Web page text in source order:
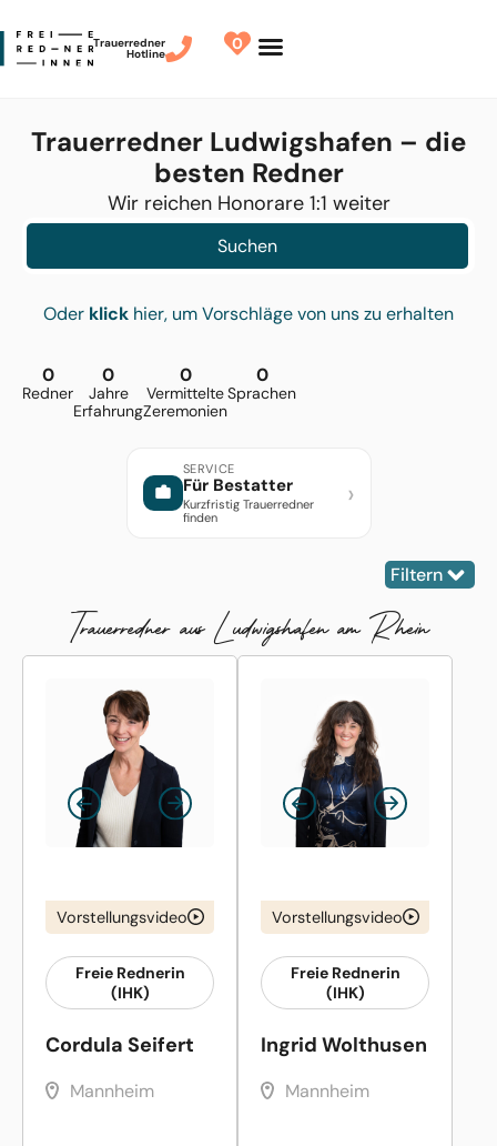
Trauerredner
Hotline
0
Trauerredner Ludwigshafen – die
besten Redner
Wir reichen Honorare 1:1 weiter
Suchen
Oder klick hier, um Vorschläge von uns zu erhalten
Redner
0
Jahre
Erfahrung
0
Vermittelte
Zeremonien
0
Sprachen
0
SERVICE
Für Bestatter
Kurzfristig Trauerredner
finden
›
Filtern
Trauer­redner aus Ludwigshafen am Rhein
Vorstellungsvideo
Freie Rednerin
(IHK)
Cordula Seifert
Mannheim
Vorstellungsvideo
Freie Rednerin
(IHK)
Ingrid Wolthusen
Mannheim